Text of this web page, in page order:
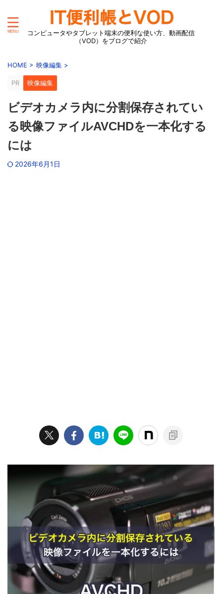
コンピュータやタブレット端末の便利な使い方、動画配信
（VOD）をブログで紹介
HOME > 映像編集 >
PR 映像編集
ビデオカメラ内に分割保存されてい
る映像ファイルAVCHDを一本化する
には
2026年6月1日